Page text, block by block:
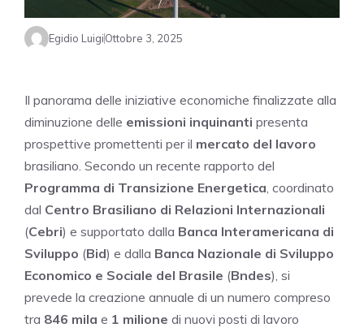
Egidio LuigiOttobre 3, 2025
Il panorama delle iniziative economiche finalizzate alla
diminuzione delle emissioni inquinanti presenta
prospettive promettenti per il mercato del lavoro
brasiliano. Secondo un recente rapporto del
Programma di Transizione Energetica, coordinato
dal Centro Brasiliano di Relazioni Internazionali
(Cebri) e supportato dalla Banca Interamericana di
Sviluppo (Bid) e dalla Banca Nazionale di Sviluppo
Economico e Sociale del Brasile (Bndes), si
prevede la creazione annuale di un numero compreso
tra 846 mila e 1 milione di nuovi posti di lavoro